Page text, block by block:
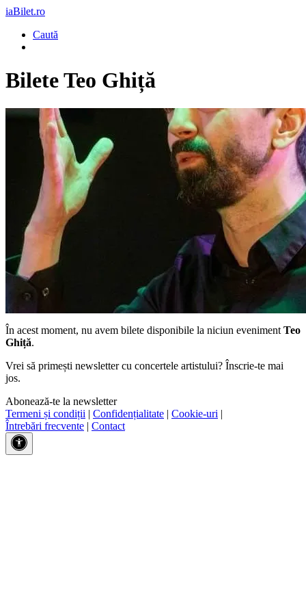
iaBilet.ro
Caută
BileteTeo Ghiță
În acest moment, nu avem bilete disponibile la niciun eveniment Teo
Ghiță.
Vrei să primești newsletter cu concertele artistului? Înscrie-te mai
jos.
Abonează-te la newsletter
Termeni și condiții | Confidențialitate | Cookie-uri |
Întrebări frecvente | Contact